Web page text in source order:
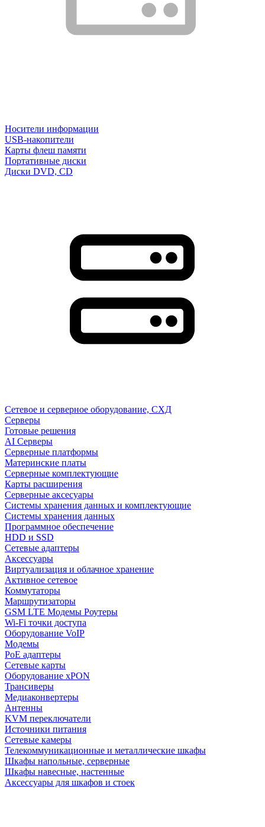
Носители информации
USB-накопители
Карты флеш памяти
Портативные диски
Диски DVD, CD
Сетевое и серверное оборудование, СХД
Cерверы
Готовые решения
AI Серверы
Серверные платформы
Материнские платы
Серверные комплектующие
Карты расширения
Серверные аксесуары
Системы хранения данных и комплектующие
Системы хранения данных
Программное обеспечение
HDD и SSD
Сетевые адаптеры
Аксессуары
Виртуализация и облачное хранение
Активное сетевое
Коммутаторы
Маршрутизаторы
GSM LTE Модемы Роутеры
Wi-Fi точки доступа
Оборудование VoIP
Модемы
PoE адаптеры
Сетевые карты
Оборудование xPON
Трансиверы
Медиаконвертеры
Антенны
KVM переключатели
Источники питания
Сетевые камеры
Телекоммуникационные и металлические шкафы
Шкафы напольные, серверные
Шкафы навесные, настенные
Аксессуары для шкафов и стоек